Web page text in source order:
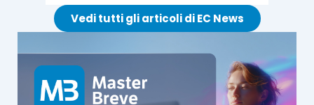
se invece usiamo
la tastiera virtuale di Windows o di OS X
potremmo digitare senza essere tracciati, anche
in presenza di software maligno nel computer.
L’utilizzo della tastiera virtuale è una buona
Vedi tutti gli articoli di EC News